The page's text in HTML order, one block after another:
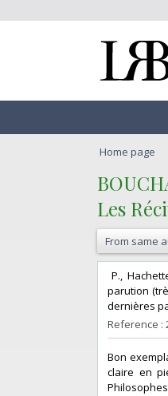
Home page
‎Les
From same
P.,
parution
dernières
Reference :
‎Bon
claire en